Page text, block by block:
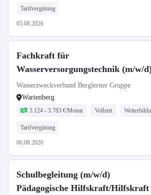
Tarifvergütung
05.08.2026
Fachkraft für
Wasserversorgungstechnik (m/w/
Wasserzweckverband Berglerner Gruppe
Wartenberg
3.124 - 3.783 €/Monat Vollzeit
Tarifvergütung
06.08.2026
Schulbegleitung (m/w/d)
Pädagogische Hilfskraft/Hilfskraft